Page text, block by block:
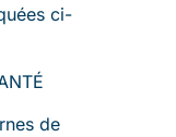
ci-
de